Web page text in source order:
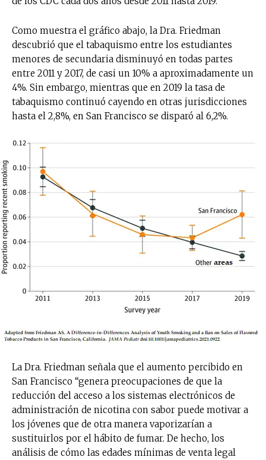
Como muestra el gráfico abajo, la Dra. Friedman
descubrió que el tabaquismo entre los estudiantes
menores de secundaria disminuyó en todas partes
entre 2011 y 2017, de casi un 10% a aproximadamente un
4%. Sin embargo, mientras que en 2019 la tasa de
tabaquismo continuó cayendo en otras jurisdicciones
hasta el 2,8%, en San Francisco se disparó al 6,2%.
La Dra. Friedman señala que el aumento percibido en
San Francisco “genera preocupaciones de que la
reducción del acceso a los sistemas electrónicos de
administración de nicotina con sabor puede motivar a
los jóvenes que de otra manera vaporizarían a
sustituirlos por el hábito de fumar. De hecho, los
análisis de cómo las edades mínimas de venta legal